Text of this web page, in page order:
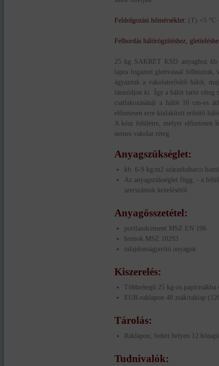
Feldolgozási hőmérséklet: (T) +5 °C
Felhordás hálórögzítéshez,
25 kg SAKRET KSD anyaghoz
lapra fogazott glettvassal
ágyazzuk a vakolaterõsítõ hálót,
látszódjon ki. Így a hálót tartó réteg
csatlakozásánál a hálót 10 cm-es
elõzetesen erre kialakított erõsítõ
A kész felületre, melyet elõzetesen
nemes vakolat réteg.
Anyagszükséglet:
kb. 6-9 kg/m2 szárazhabarcs
Az anyagszükséglet függ: - a
szerszámok kezelésétől
Anyagösszetétel:
portlandcement MSZ EN 196
homok MSZ 18293
tulajdonságjavító anyagok
Kiszerelés:
Többrétegű 25 kg-os papírzsákba
EUR-raklapon 48 zsák/raklap
Tárolás:
Raklapon, fedett helyen 12
Tudnivalók: